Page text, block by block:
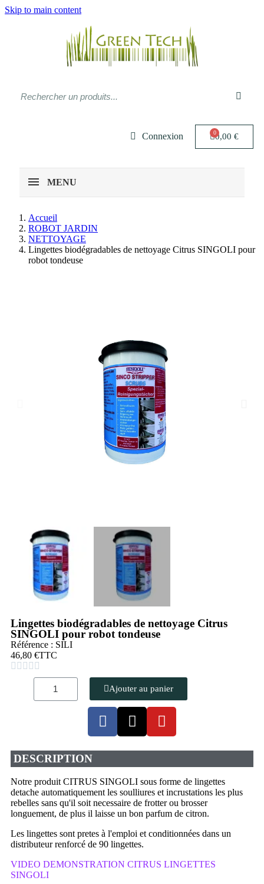
Skip to main content
Connexion 0,00 €
MENU
Accueil
ROBOT JARDIN
NETTOYAGE
Lingettes biodégradables de nettoyage Citrus SINGOLI pour
robot tondeuse
Lingettes biodégradables de nettoyage Citrus
SINGOLI pour robot tondeuse
Référence : SILI
46,80 €TTC
    
Ajouter au panier
DESCRIPTION
Notre produit CITRUS SINGOLI sous forme de lingettes
detache automatiquement les soulliures et incrustations les plus
rebelles sans qu'il soit necessaire de frotter ou brosser
longuement, de plus il laisse un bon parfum de citron.
Les lingettes sont pretes à l'emploi et conditionnées dans un
distributeur renforcé de 90 lingettes.
VIDEO DEMONSTRATION CITRUS LINGETTES
SINGOLI